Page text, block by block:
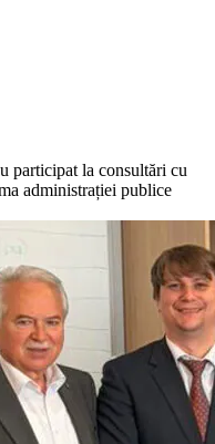
participat la consultări cu
administrației publice